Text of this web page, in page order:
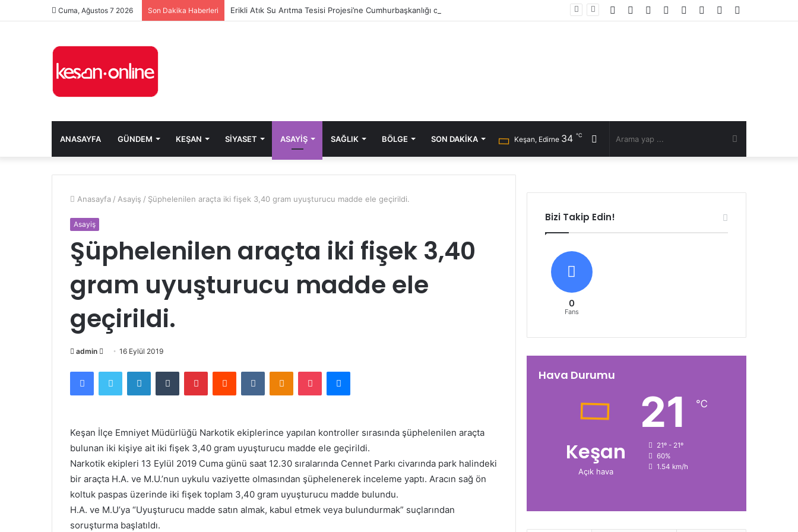
Cuma, Ağustos 7 2026 Son Dakika Haberleri Erikli Atık Su Arıtma Tesisi Projesi’ne Cumhurbaşkanlığı onayı
Rastgele
Kayıt
RSS
Instagram
YouTube
Twitter
Facebook
ANASAYFA GÜNDEM KEŞAN SIYASET ASAYIŞ SAĞLIK BÖLGE SON DAKIKA Arama
Rastgele
Keşan, Edirne 34 ℃
Anasayfa / Asayiş / Şüphelenilen araçta iki fişek 3,40 gram uyuşturucu madde ele geçirildi.
Asayiş
Şüphelenilen araçta iki fişek 3,40
gram uyuşturucu madde ele
geçirildi.
admin
posta
göndermek
16 Eylül 2019
FacebookTwitter LinkedInTumblr PinterestReddit VKontakteOdnoklassniki
Pocket Messenger
Keşan İlçe Emniyet Müdürlüğü Narkotik ekiplerince yapılan kontroller sırasında şüphelenilen araçta
bulunan iki kişiye ait iki fişek 3,40 gram uyuşturucu madde ele geçirildi.
Narkotik ekipleri 13 Eylül 2019 Cuma günü saat 12.30 sıralarında Cennet Parkı civarında park halindeki
bir araçta H.A. ve M.U.’nun uykulu vaziyette olmasından şüphelenerek inceleme yaptı. Aracın sağ ön
koltuk paspas üzerinde iki fişek toplam 3,40 gram uyuşturucu madde bulundu.
H.A. ve M.U’ya “Uyuşturucu madde satın almak, kabul etmek veya bulundurmak” suçlarından
soruşturma başlatıldı.
Bizi Takip Edin!
0
Fans
Hava Durumu
Keşan
Açık hava
21 ℃
21º - 21º
60%
1.54 km/h